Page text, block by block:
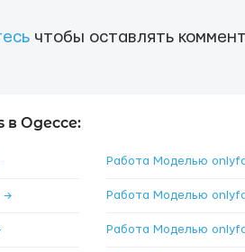
чтобы оставлять
в Одессе:
Работа Моделью
→ Работа Моделью
Работа Моделью